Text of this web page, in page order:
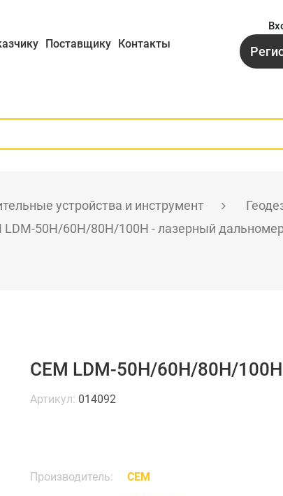
Поставщику Контакты
устройства и инструмент
LDM-50H/60H/80H/100H - лазерный
CEM LDM-50H/60H/80H/
Артикул: 014092
Производитель: CEM